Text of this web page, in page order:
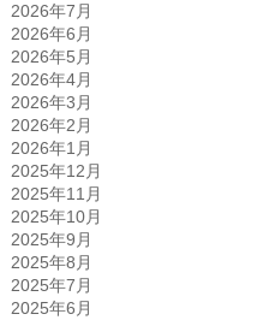
2026年7月
2026年6月
2026年5月
2026年4月
2026年3月
2026年2月
2026年1月
2025年12月
2025年11月
2025年10月
2025年9月
2025年8月
2025年7月
2025年6月